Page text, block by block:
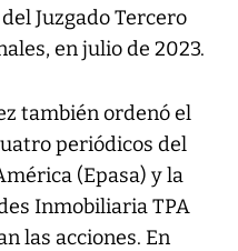
Juzgado Tercero
en julio de 2023.
también ordenó el
periódicos del
(Epasa) y la
Inmobiliaria TPA
las acciones. En